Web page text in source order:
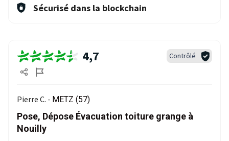
Sécurisé dans la blockchain
4,7 Contrôlé
Pierre C. - METZ (57)
Pose, Dépose Évacuation toiture grange à
Nouilly